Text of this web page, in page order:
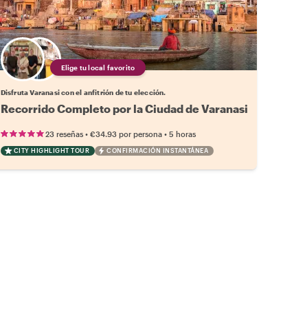
Elige tu local favorito
Disfruta Varanasi con el anfitrión de tu elección.
Recorrido Completo por la Ciudad de Varanasi
23 reseñas• €34.93 por persona• 5 horas
CITY HIGHLIGHT TOUR CONFIRMACIÓN INSTANTÁNEA